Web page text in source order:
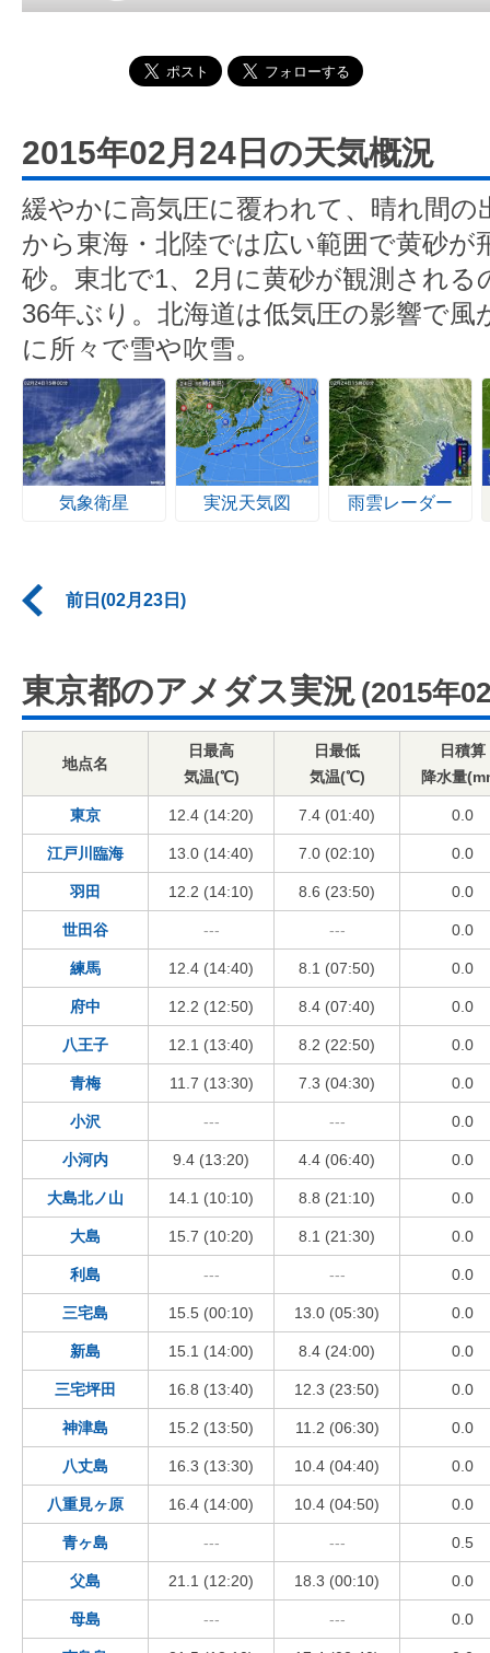
2015年02月24日の天気概況
緩やかに高気圧に覆われて、晴れ間の
から東海・北陸では広い範囲で黄砂が
砂。東北で1、2月に黄砂が観測される
36年ぶり。北海道は低気圧の影響で風
に所々で雪や吹雪。
気象衛星 実況天気図 雨雲レーダー
前日(02月23日)
東京都のアメダス実況 (2015年
地点名
日最高
気温(℃)
日最低
気温(℃)
日積算
降水量
東京 12.4 (14:20) 7.4 (01:40) 0.0
江戸川臨海 13.0 (14:40) 7.0 (02:10) 0.0
羽田 12.2 (14:10) 8.6 (23:50) 0.0
世田谷 --- --- 0.0
練馬 12.4 (14:40) 8.1 (07:50) 0.0
府中 12.2 (12:50) 8.4 (07:40) 0.0
八王子 12.1 (13:40) 8.2 (22:50) 0.0
青梅 11.7 (13:30) 7.3 (04:30) 0.0
小沢 --- --- 0.0
小河内 9.4 (13:20) 4.4 (06:40) 0.0
大島北ノ山 14.1 (10:10) 8.8 (21:10) 0.0
大島 15.7 (10:20) 8.1 (21:30) 0.0
利島 --- --- 0.0
三宅島 15.5 (00:10) 13.0 (05:30) 0.0
新島 15.1 (14:00) 8.4 (24:00) 0.0
三宅坪田 16.8 (13:40) 12.3 (23:50) 0.0
神津島 15.2 (13:50) 11.2 (06:30) 0.0
八丈島 16.3 (13:30) 10.4 (04:40) 0.0
八重見ヶ原 16.4 (14:00) 10.4 (04:50) 0.0
青ヶ島 --- --- 0.5
父島 21.1 (12:20) 18.3 (00:10) 0.0
母島 --- --- 0.0